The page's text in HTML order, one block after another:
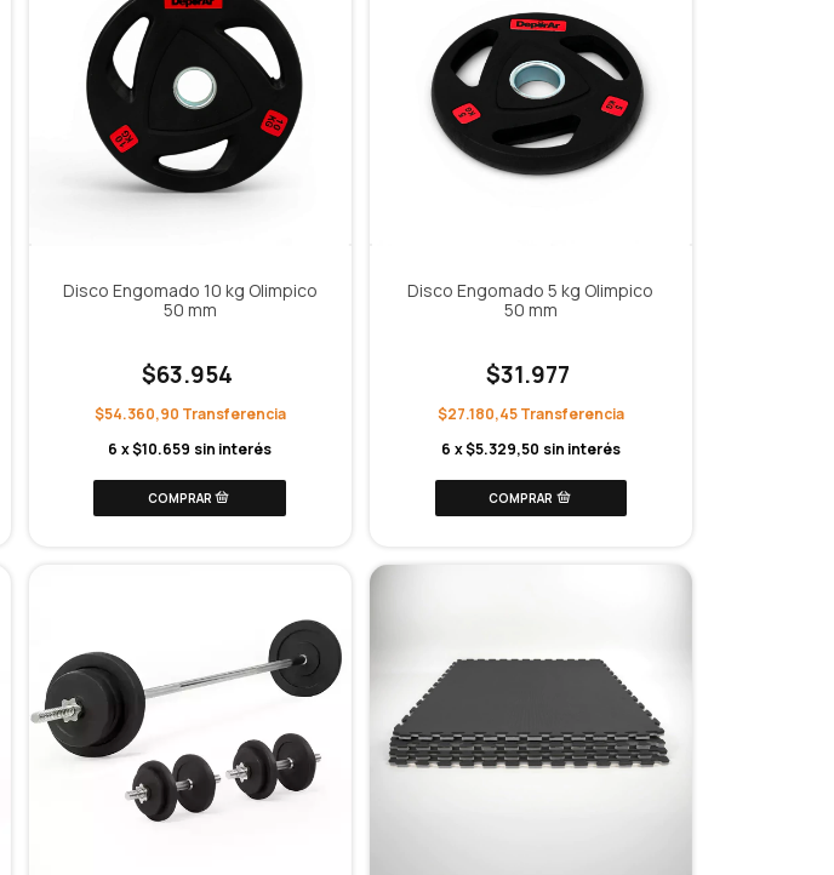
Disco Engomado 10 kg Olimpico
50 mm
$63.954
$54.360,90
6 x$10.659 sin interés
Disco Engomado 5 kg Olimpico
50 mm
$31.977
$27.180,45
6 x$5.329,50 sin interés